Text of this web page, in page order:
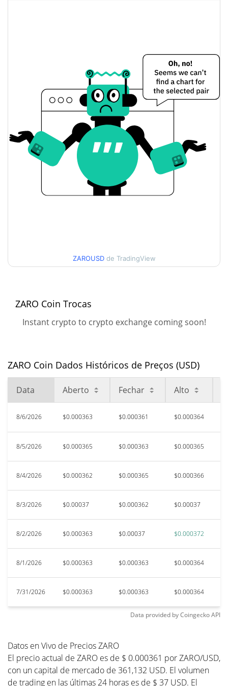
$0.00036151126
Abertura / Fecho de
$0.00036139975 /
$0.00036151126
A mudança de ontem
Volume de ontem $43.886408
Histórico do preço do ZARO Coin
Semana Alta
$0.00037193129
tempos
Oct 31, 2025 (9 meses atrás)
77.76%
Baixa de todos os tempos
Dec 11, 2025 (7 meses atrás)
$0.00002301
1469.29%
ZAROUSD de TradingView
ZARO Coin Trocas
Instant crypto to crypto exchange coming soon!
ZARO Coin Dados Históricos de Preços (USD)
Data Aberto Fechar Alto
8/6/2026 $0.000363 $0.000361 $0.000364
8/5/2026 $0.000365 $0.000363 $0.000365
8/4/2026 $0.000362 $0.000365 $0.000366
8/3/2026 $0.00037 $0.000362 $0.00037
8/2/2026 $0.000363 $0.00037 $0.000372
8/1/2026 $0.000363 $0.000363 $0.000364
7/31/2026 $0.000363 $0.000363 $0.000364
Data provided byCoingeckoAPI
Datos en Vivo de Precios ZARO
El precio actual de ZARO es de $ 0.000361 por ZARO/USD,
con un capital de mercado de 361,132 USD. El volumen
de trading en las últimas 24 horas es de $ 37 USD. El